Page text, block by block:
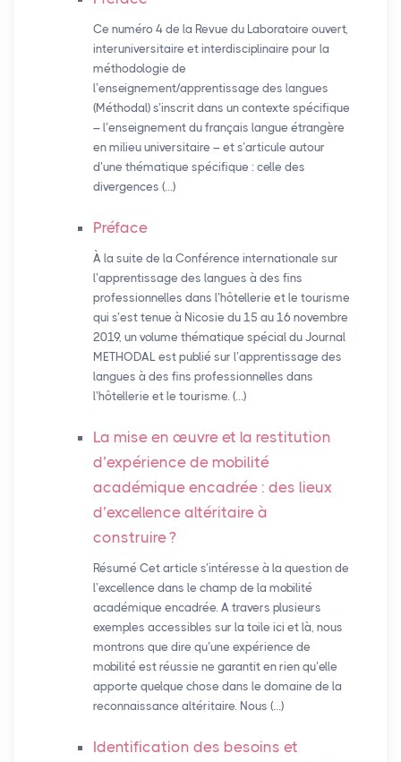
Ce numéro 4 de la Revue du Laboratoire ouvert,
interuniversitaire et interdisciplinaire pour la
méthodologie de
l’enseignement/apprentissage des langues
(Méthodal) s’inscrit dans un contexte spécifique
– l’enseignement du français langue étrangère
en milieu universitaire – et s’articule autour
d’une thématique spécifique : celle des
divergences (…)
Préface
À la suite de la Conférence internationale sur
l’apprentissage des langues à des fins
professionnelles dans l’hôtellerie et le tourisme
qui s’est tenue à Nicosie du 15 au 16 novembre
2019, un volume thématique spécial du Journal
METHODAL est publié sur l’apprentissage des
langues à des fins professionnelles dans
l’hôtellerie et le tourisme. (…)
La mise en œuvre et la restitution
d’expérience de mobilité
académique encadrée : des lieux
d’excellence altéritaire à
construire?
Résumé Cet article s’intéresse à la question de
l’excellence dans le champ de la mobilité
académique encadrée. A travers plusieurs
exemples accessibles sur la toile ici et là, nous
montrons que dire qu’une expérience de
mobilité est réussie ne garantit en rien qu’elle
apporte quelque chose dans le domaine de la
reconnaissance altéritaire. Nous (…)
Identification des besoins et